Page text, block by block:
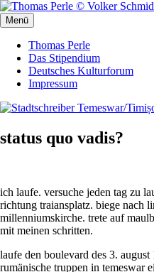
Zum
Inhalt
springen
Stadtschreiber Temeswar/
Stadtschreiber Temeswar/
Menü
Thomas Perle
Das Stipendium
Deutsches Kulturforum
Impressum
status quo vadis?
ich laufe. versuche jeden tag zu
richtung traiansplatz. biege nach
millenniumskirche. trete auf
mit meinen schritten.
laufe den boulevard des 3.
rumänische truppen in temeswar